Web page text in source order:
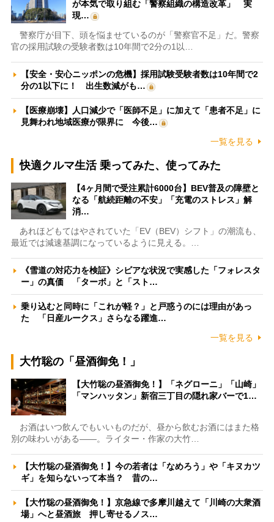
が本気で取り組む「警察組織の構造改革」 実
現…
警察庁が目下、頭を悩ませているのが「警察官不足」だ。警察
官の採用試験の受験者数は10年間で2分の1以…
【安全・安心ニッポンの危機】採用試験受験者数は10年間で2
分の1以下に！ 出生数減がも…
【医療崩壊】人口減少で「医師不足」に加えて「患者不足」に
見舞われ地域医療が限界に 今後…
一覧を見る
快適クルマ生活 乗ってみた、使ってみた
【4ヶ月間で受注累計6000台】BEV普及の障壁と
なる「航続距離の不安」「充電のストレス」解
消…
あれほどもてはやされていた「EV（BEV）シフト」の潮流も、
最近では減速基調になっているように見える。…
《雪道の対応力を検証》シビアな状況で実感した「フォレスタ
ー」の真価 「ターボ」と「スト…
乗り込むと同時に「これが軽？」と戸惑うのには理由があっ
た 「日産ルークス」さらなる躍進…
一覧を見る
大竹聡の「昼酒御免！」
【大竹聡の昼酒御免！】「ネグローニ」「山崎」
「マンハッタン」新宿三丁目の隠れ家バーで1…
お酒はいつ飲んでもいいものだが、昼から飲むお酒にはまた格
別の味わいがある――。ライター・作家の大竹…
【大竹聡の昼酒御免！】今の若者は「なめろう」や「キヌカツ
ギ」を知らないって本当？ 昔の…
【大竹聡の昼酒御免！】京急線で多摩川越えて「川崎の大衆酒
場」へと昼酒旅 押し寄せるノス…